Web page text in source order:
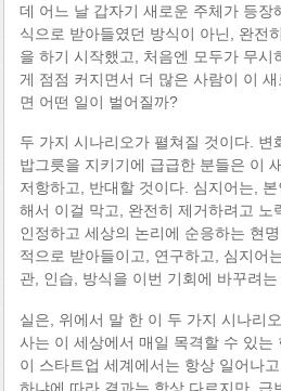
데 어느 날 갑자기 새로운 주체가 등장
식으로 받아들였던 방식이 아닌, 완전
을 하기 시작했고, 처음엔 모두가 무시
게 점점 커지면서 더 많은 사람이 이
면 어떤 일이 벌어질까?
두 가지 시나리오가 펼쳐질 것이다. 변
밥그릇을 지키기에 급급한 분들은 이
저항하고, 반대할 것이다. 심지어는,
해서 이걸 막고, 완전히 제거하려고 노
인정하고 세상의 논리에 순응하는 현
적으로 받아들이고, 연구하고, 심지어
관, 인습, 방식을 이번 기회에 바꾸려
실은, 위에서 말 한 이 두 가지 시나리
사는 이 세상에서 매일 목격할 수 있는
이 스타트업 세계에서는 항상 일어나